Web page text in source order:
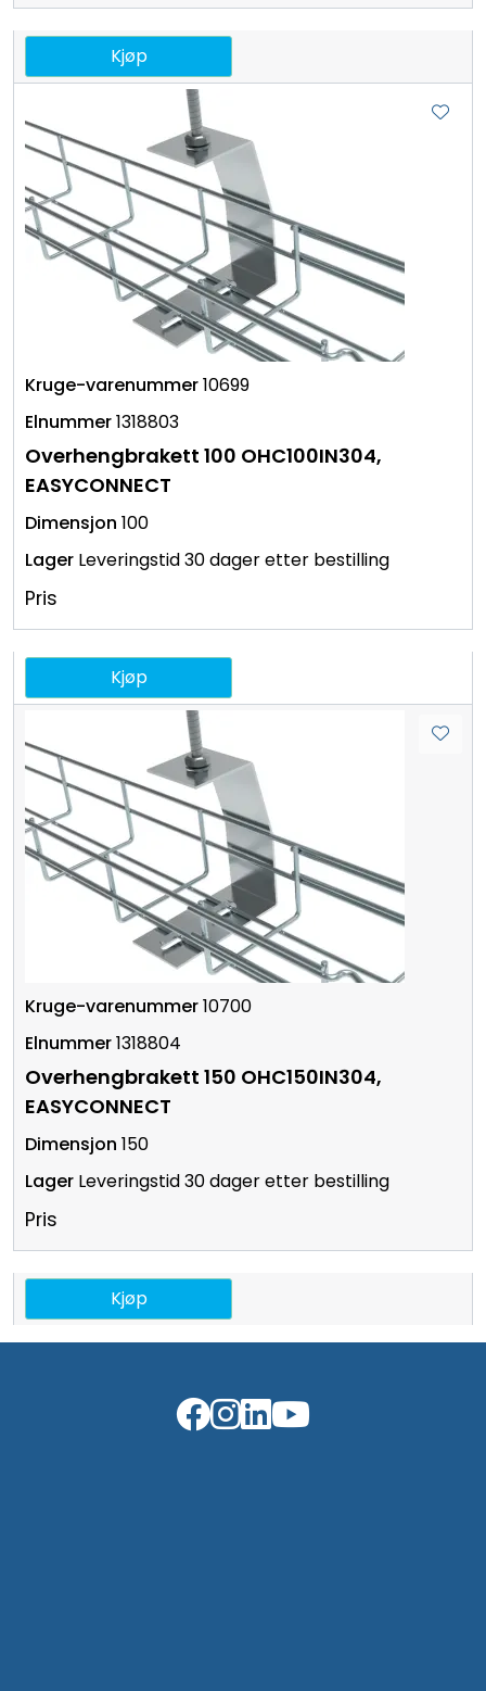
Kjøp
10699
1318803
Overhengbrakett 100 OHC100IN304,
EASYCONNECT
100
Leveringstid 30 dager etter bestilling
Pris
Kjøp
10700
1318804
Overhengbrakett 150 OHC150IN304,
EASYCONNECT
150
Leveringstid 30 dager etter bestilling
Pris
Kjøp